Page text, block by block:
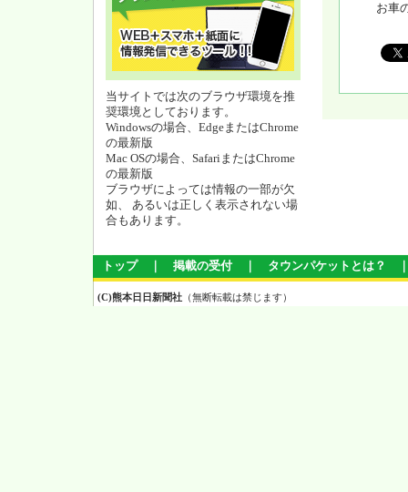
当サイトでは次のブラウザ環境を推
奨環境としております。
Windowsの場合、EdgeまたはChrome
の最新版
Mac OSの場合、SafariまたはChrome
の最新版
ブラウザによっては情報の一部が欠
如、 あるいは正しく表示されない場
合もあります。
お車
トップ｜ 掲載の受付｜ タウンパケットとは？
(C)熊本日日新聞社（無断転載は禁じます）